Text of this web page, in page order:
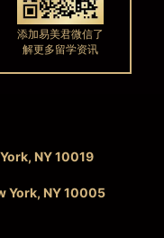
NY 10019
York, NY 10005
添加易美君微信了
解更多留学资讯